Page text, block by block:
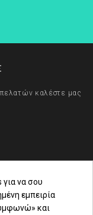
καλέστε μας
να σου
εμπειρία
και